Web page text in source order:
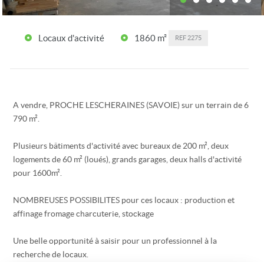
Locaux d'activité 1860 m² REF 2275
A vendre, PROCHE LESCHERAINES (SAVOIE) sur un terrain de 6
790 m².
Plusieurs bâtiments d'activité avec bureaux de 200 m², deux
logements de 60 m² (loués), grands garages, deux halls d'activité
pour 1600m².
NOMBREUSES POSSIBILITES pour ces locaux : production et
affinage fromage charcuterie, stockage
Une belle opportunité à saisir pour un professionnel à la
recherche de locaux.